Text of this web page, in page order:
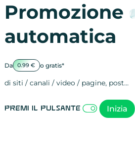
Promozione
automatica
Da 0.99 € o gratis*
di siti / canali / video / pagine, post…
Premi il pulsante Inizia